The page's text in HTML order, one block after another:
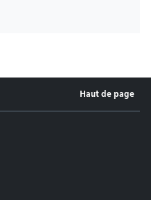
Haut de page